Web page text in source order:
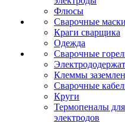
Флюсы
Сварочные маски
Краги сварщика
Одежда
Сварочные
Клеммы
Сварочные
Круги
Термопеналы для
электродов